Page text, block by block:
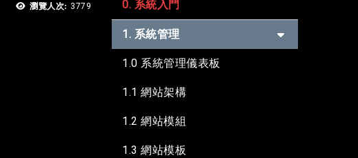
瀏覽人次: 3779 0. 系統入門
1. 系統管理
1.0 系統管理儀表板
1.1 網站架構
1.2 網站模組
1.3 網站模板